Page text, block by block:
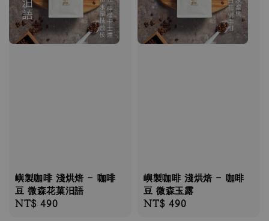
嶼製咖啡 淺烘焙 - 咖啡
豆 微森花菓汨語
Regular
NT$ 490
嶼製咖啡 淺烘焙 - 咖啡
豆 微森玉露
Regular
NT$ 490